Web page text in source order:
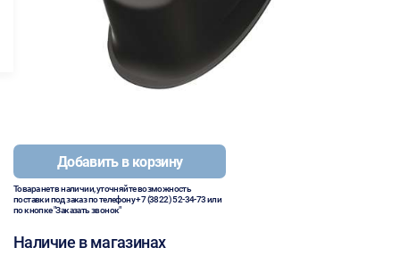
Добавить в корзину
Товара нет в наличии, уточняйте возможность
поставки под заказ по телефону+7 (3822) 52-34-73или
по кнопке "Заказать звонок"
Наличие в магазинах